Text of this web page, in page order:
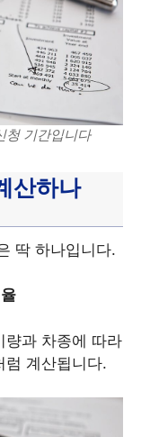
청 기간입니다
산하나
딱 하나입니다.
량과 차종에 따라
럼 계산됩니다.